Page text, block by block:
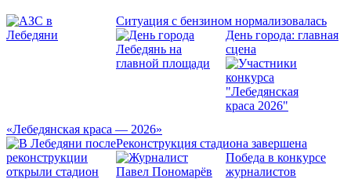
Ситуация с бензином нормализовалась
День города: главная
сцена
«Лебедянская краса — 2026»
Реконструкция стадиона завершена
Победа в конкурсе
журналистов